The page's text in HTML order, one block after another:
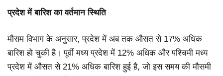
प्रदेश में बारिश का वर्तमान स्थिति
मौसम विभाग के अनुसार, प्रदेश में अब तक औसत से 17% अधिक
बारिश हो चुकी है। पूर्वी मध्य प्रदेश में 12% अधिक और पश्चिमी मध्य
प्रदेश में औसत से 21% अधिक बारिश हुई है, जो इस समय की मौसमी